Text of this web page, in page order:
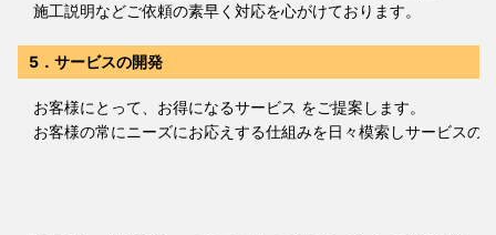
施工説明などご依頼の素早く対応を心がけております。
5．サービスの開発
お客様にとって、お得になるサービス をご提案します。
お客様の常にニーズにお応えする仕組みを日々模索しサービスの